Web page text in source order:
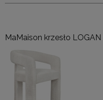
MaMaison krzesło LOGAN